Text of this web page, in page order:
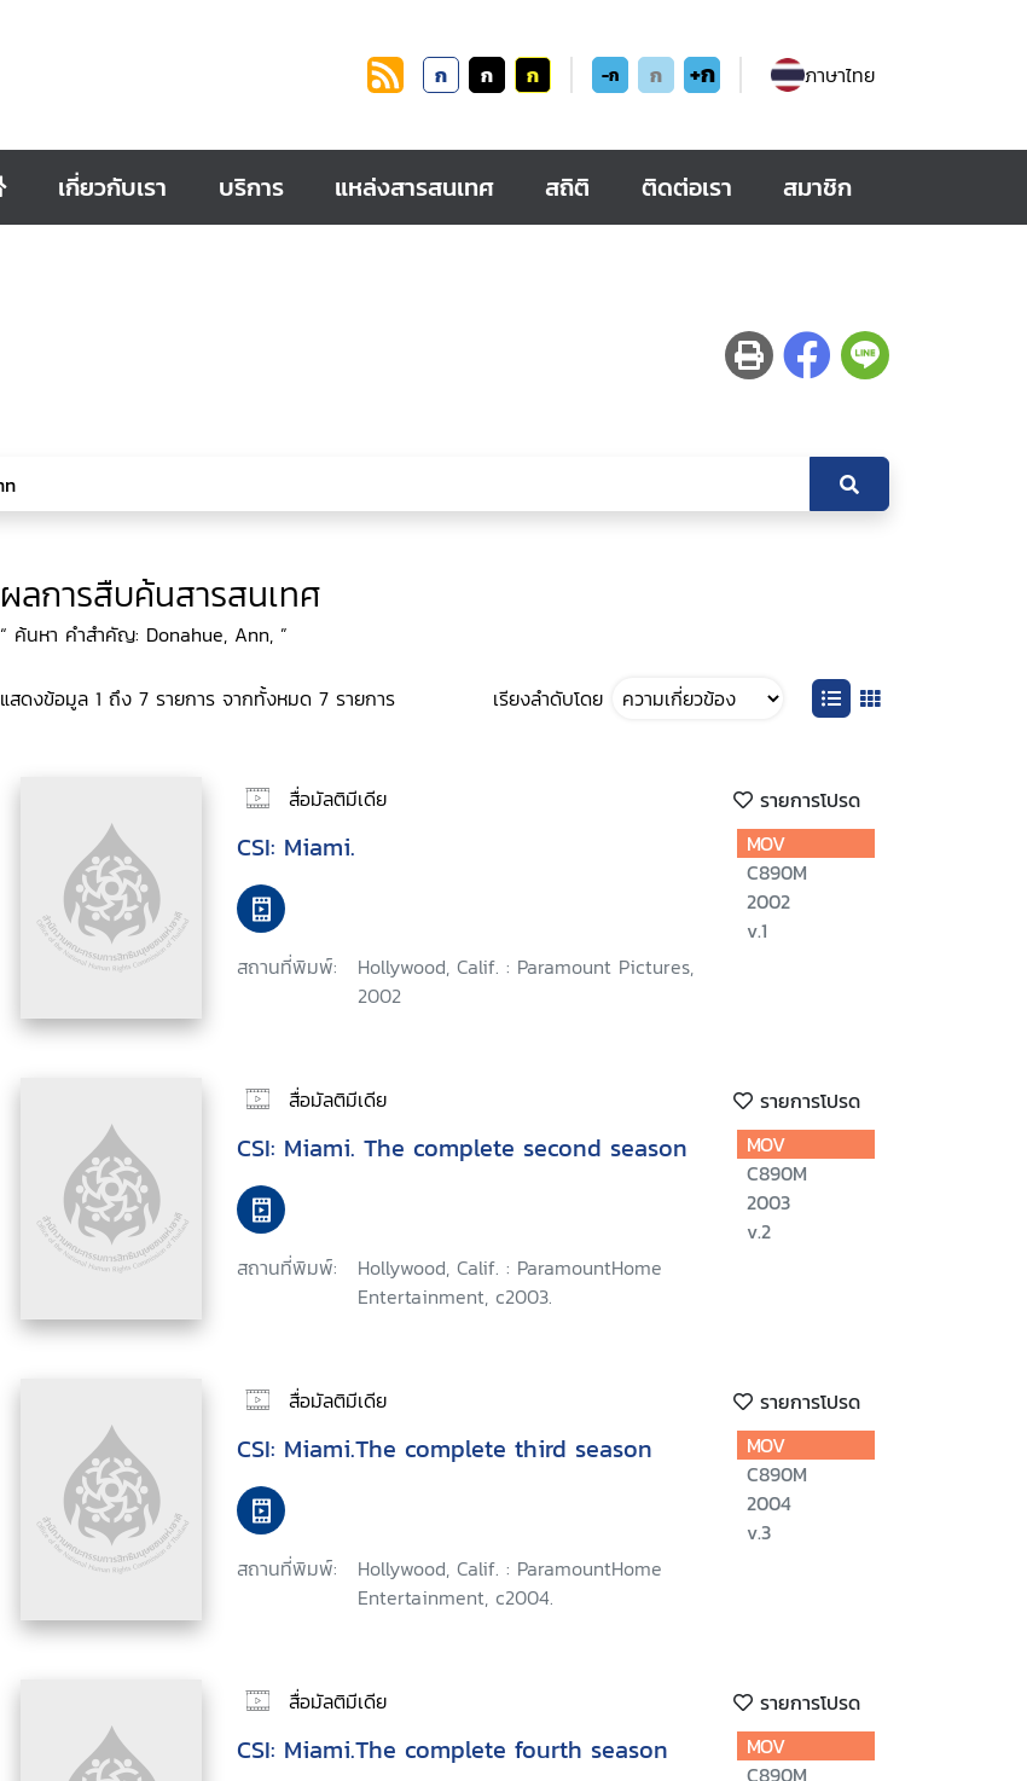
ก ก ก -ก ก +ก ภาษาไทย
เกี่ยวกับเรา บริการ แหล่งสารสนเทศ สถิติ ติดต่อเรา สมาชิก
ผลการสืบค้นสารสนเทศ
“ ค้นหา คำสำคัญ: Donahue, Ann, ”
แสดงข้อมูล 1 ถึง 7 รายการ จากทั้งหมด 7 รายการ เรียงลำดับโดย
สื่อมัลติมีเดีย รายการโปรด
CSI: Miami.
สถานที่พิมพ์:
Hollywood, Calif. : Paramount Pictures,
2002
MOV
C890M
2002
v.1
สื่อมัลติมีเดีย รายการโปรด
CSI: Miami. The complete second season
สถานที่พิมพ์:
Hollywood, Calif. : ParamountHome
Entertainment, c2003.
MOV
C890M
2003
v.2
สื่อมัลติมีเดีย รายการโปรด
CSI: Miami.The complete third season
สถานที่พิมพ์:
Hollywood, Calif. : ParamountHome
Entertainment, c2004.
MOV
C890M
2004
v.3
สื่อมัลติมีเดีย รายการโปรด
CSI: Miami.The complete fourth season
MOV
C890M